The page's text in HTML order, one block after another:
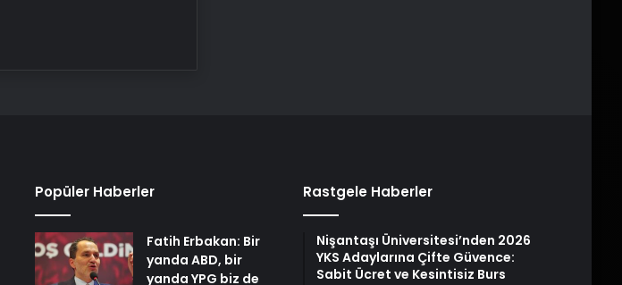
Popüler Haberler
Fatih Erbakan: Bir
yanda ABD, bir
yanda YPG biz de
Rastgele Haberler
Nişantaşı Üniversitesi’nden 2026
YKS Adaylarına Çifte Güvence:
Sabit Ücret ve Kesintisiz Burs